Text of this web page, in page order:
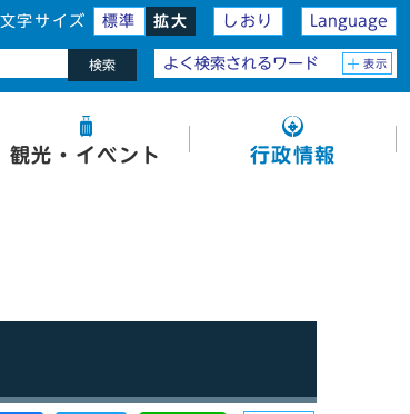
文字サイズ 標準 拡大 しおり Language
検索 よく検索されるワード 表示
観光・イベント 行政情報